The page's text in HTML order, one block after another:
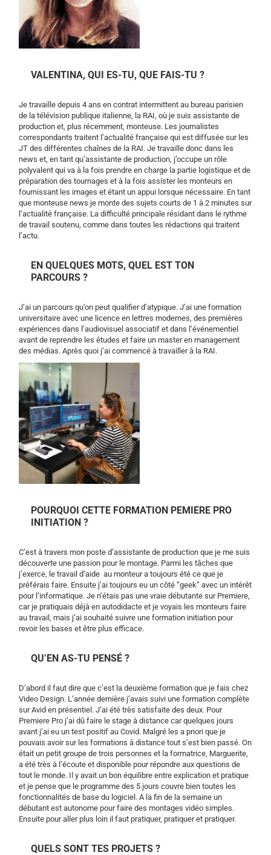
VALENTINA, QUI ES-TU, QUE FAIS-TU ?
Je travaille depuis 4 ans en contrat intermittent au bureau parisien
de la télévision publique italienne, la RAI, où je suis assistante de
production et, plus récemment, monteuse. Les journalistes
correspondants traitent l’actualité française qui est diffusée sur les
JT des différentes chaînes de la RAI. Je travaille donc dans les
news et, en tant qu’assistante de production, j’occupe un rôle
polyvalent qui va à la fois prendre en charge la partie logistique et de
préparation des tournages et à la fois assister les monteurs en
fournissant les images et étant un appui lorsque nécessaire. En tant
que monteuse news je monte des sujets courts de 1 à 2 minutes sur
l’actualité française. La difficulté principale résidant dans le rythme
de travail soutenu, comme dans toutes les rédactions qui traitent
l’actu.
EN QUELQUES MOTS, QUEL EST TON
PARCOURS ?
J’ai un parcours qu’on peut qualifier d’atypique. J’ai une formation
universitaire avec une licence en lettres modernes, des premières
expériences dans l’audiovisuel associatif et dans l’événementiel
avant de reprendre les études et faire un master en management
des médias. Après quoi j’ai commencé à travailler à la RAI.
POURQUOI CETTE FORMATION PEMIERE PRO
INITIATION ?
C’est à travers mon poste d’assistante de production que je me suis
découverte une passion pour le montage. Parmi les tâches que
j’exerce, le travail d’aide au monteur a toujours été ce que je
préférais faire. Ensuite j’ai toujours eu un côté “geek” avec un intérêt
pour l’informatique. Je n’étais pas une vraie débutante sur Premiere,
car je pratiquais déjà en autodidacte et je voyais les monteurs faire
au travail, mais j’ai souhaité suivre une formation initiation pour
revoir les bases et être plus efficace.
QU’EN AS-TU PENSÉ ?
D’abord il faut dire que c’est la deuxième formation que je fais chez
Video Design. L’année dernière j’avais suivi une formation complète
sur Avid en présentiel. J’ai été très satisfaite des deux. Pour
Premiere Pro j’ai dû faire le stage à distance car quelques jours
avant j’ai eu un test positif au Covid. Malgré les a priori que je
pouvais avoir sur les formations à distance tout s’est bien passé. On
était un petit groupe de trois personnes et la formatrice, Marguerite,
a été très à l’écoute et disponible pour répondre aux questions de
tout le monde. Il y avait un bon équilibre entre explication et pratique
et je pense que le programme des 5 jours couvre bien toutes les
fonctionnalités de base du logiciel. A la fin de la semaine un
débutant est autonome pour faire des montages vidéo simples.
Ensuite pour aller plus loin il faut pratiquer, pratiquer et pratiquer.
QUELS SONT TES PROJETS ?